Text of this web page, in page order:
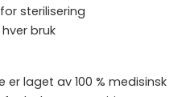
sterilisering
bruk
laget av 100 % medisinsk